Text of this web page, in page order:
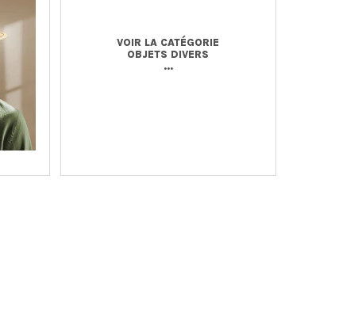
VOIR LA CATÉGORIE
OBJETS DIVERS
...